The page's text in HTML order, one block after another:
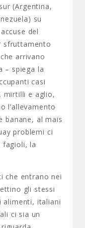
(Argentina,
su
del
sfruttamento
arrivano
– spiega la
casi
mirtilli e aglio,
l’allevamento
banane, al mais
problemi ci
fagioli, la
che entrano nei
gli stessi
alimenti, italiani
ci sia un